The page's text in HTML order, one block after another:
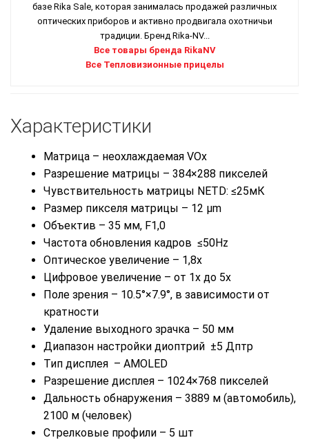
базе Rika Sale, которая занималась продажей различных
оптических приборов и активно продвигала охотничьи
традиции. Бренд Rika-NV...
Все товары бренда RikaNV
Все Тепловизионные прицелы
Характеристики
Матрица – неохлаждаемая VOx
Разрешение матрицы – 384×288 пикселей
Чувствительность матрицы NETD: ≤25мК
Размер пикселя матрицы – 12 μm
Объектив – 35 мм, F1,0
Частота обновления кадров ≤50Hz
Оптическое увеличение – 1,8х
Цифровое увеличение – от 1х до 5х
Поле зрения – 10.5°×7.9°, в зависимости от
кратности
Удаление выходного зрачка – 50 мм
Диапазон настройки диоптрий ±5 Дптр
Тип дисплея – АМOLED
Разрешение дисплея – 1024×768 пикселей
Дальность обнаружения – 3889 м (автомобиль),
2100 м (человек)
Стрелковые профили – 5 шт